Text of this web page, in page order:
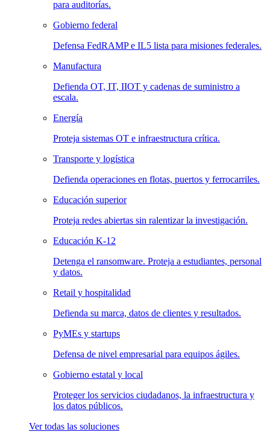
para auditorías.
Gobierno federal
Defensa FedRAMP e IL5 lista para misiones federales.
Manufactura
Defienda OT, IT, IIOT y cadenas de suministro a
escala.
Energía
Proteja sistemas OT e infraestructura crítica.
Transporte y logística
Defienda operaciones en flotas, puertos y ferrocarriles.
Educación superior
Proteja redes abiertas sin ralentizar la investigación.
Educación K-12
Detenga el ransomware. Proteja a estudiantes, personal
y datos.
Retail y hospitalidad
Defienda su marca, datos de clientes y resultados.
PyMEs y startups
Defensa de nivel empresarial para equipos ágiles.
Gobierno estatal y local
Proteger los servicios ciudadanos, la infraestructura y
los datos públicos.
Ver todas las soluciones